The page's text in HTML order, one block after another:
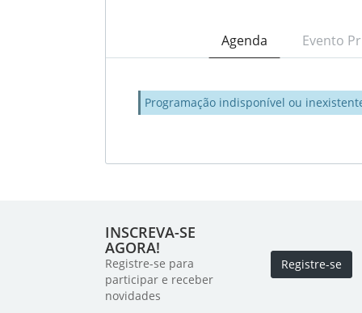
Agenda Evento
Programação indisponível ou
INSCREVA-SE
AGORA!
Registre-se para
participar e receber
novidades
Registre-se